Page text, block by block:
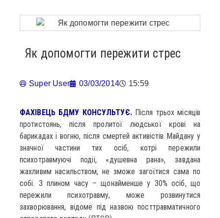
Як допомогти пережити стрес
Super User 03/03/2014 15:59
ФАХІВЕЦЬ БДМУ КОНСУЛЬТУЄ.Після трьох місяців
протистоянь, після пролитої людської крові на
барикадах і вогню, після смертей активістів Майдану у
значної частини тих осіб, котрі пережили
психотравмуючі подіі, «душевна рана», завдана
жахливим насильством, не зможе загоїтися сама по
собі. З плином часу – щонайменше у 30% осіб, що
пережили психотравму, може розвинутися
захворювання, відоме під назвою посттравматичного